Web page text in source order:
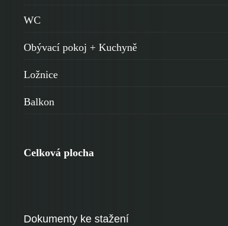
WC
Obývací pokoj + Kuchyně
Ložnice
Balkon
Celková plocha
Dokumenty ke stažení